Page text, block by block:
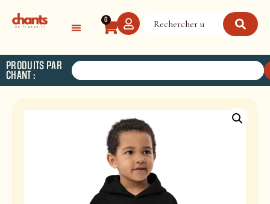
0
PRODUITS PAR
CHANT :